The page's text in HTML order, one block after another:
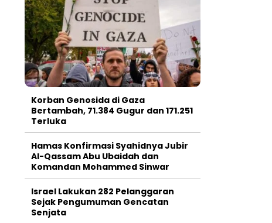
Korban Genosida di Gaza
Bertambah, 71.384 Gugur dan 171.251
Terluka
Hamas Konfirmasi Syahidnya Jubir
Al-Qassam Abu Ubaidah dan
Komandan Mohammed Sinwar
Israel Lakukan 282 Pelanggaran
Sejak Pengumuman Gencatan
Senjata